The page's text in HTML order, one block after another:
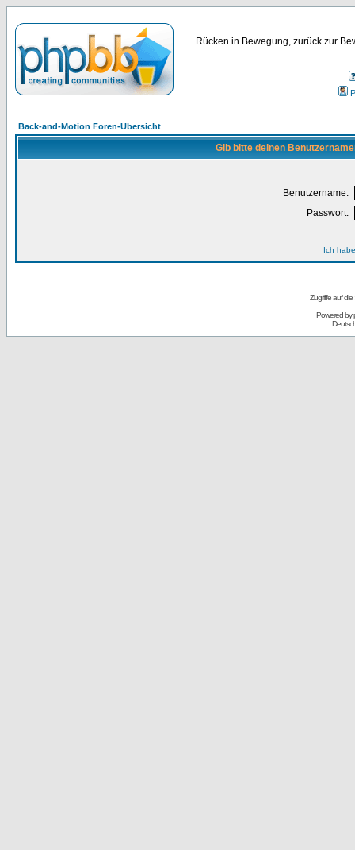
Rücken in Bewegung, zurück zur
Back-and-Motion Foren-Übersicht
Gib bitte deinen
Benutzername:
Passwort:
Ich
Zugriffe auf
Powered by